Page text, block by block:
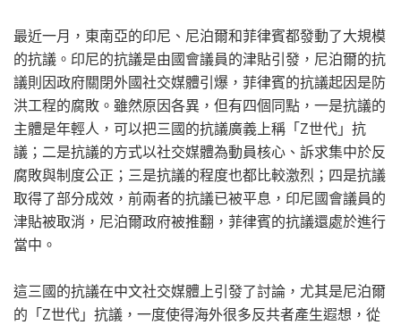
最近一月，東南亞的印尼、尼泊爾和菲律賓都發動了大規模
的抗議。印尼的抗議是由國會議員的津貼引發，尼泊爾的抗
議則因政府關閉外國社交媒體引爆，菲律賓的抗議起因是防
洪工程的腐敗。雖然原因各異，但有四個同點，一是抗議的
主體是年輕人，可以把三國的抗議廣義上稱「Z世代」抗
議；二是抗議的方式以社交媒體為動員核心、訴求集中於反
腐敗與制度公正；三是抗議的程度也都比較激烈；四是抗議
取得了部分成效，前兩者的抗議已被平息，印尼國會議員的
津貼被取消，尼泊爾政府被推翻，菲律賓的抗議還處於進行
當中。
這三國的抗議在中文社交媒體上引發了討論，尤其是尼泊爾
的「Z世代」抗議，一度使得海外很多反共者產生遐想，從